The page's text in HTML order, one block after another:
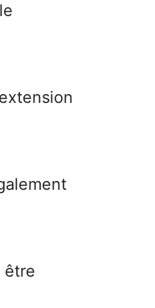
être